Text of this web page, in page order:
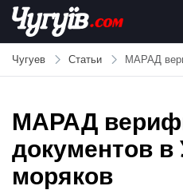
Skip
content
Chuguiv
Чугуев Статьи МАРАД
МАРАД
документов в
моряков